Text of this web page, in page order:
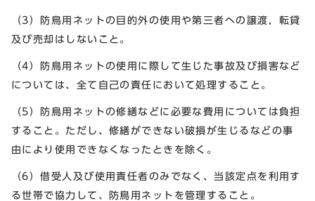
（3）防鳥用ネットの目的外の使用や第三者への譲渡，転貸
及び売却はしないこと。
（4）防鳥用ネットの使用に際して生じた事故及び損害など
については、全て自己の責任において処理すること。
（5）防鳥用ネットの修繕などに必要な費用については負担
すること。ただし、修繕ができない破損が生じるなどの事
由により使用できなくなったときを除く。
（6）借受人及び使用責任者のみでなく、当該定点を利用す
る世帯で協力して、防鳥用ネットを管理すること。